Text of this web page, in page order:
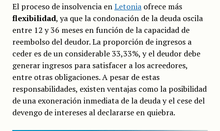
El proceso de insolvencia enLetoniaofrece más
flexibilidad, ya que la condonación de la deuda oscila
entre 12 y 36 meses en función de la capacidad de
reembolso del deudor. La proporción de ingresos a
ceder es de un considerable 33,33%, y el deudor debe
generar ingresos para satisfacer a los acreedores,
entre otras obligaciones. A pesar de estas
responsabilidades, existen ventajas como la posibilidad
de una exoneración inmediata de la deuda y el cese del
devengo de intereses al declararse en quiebra.